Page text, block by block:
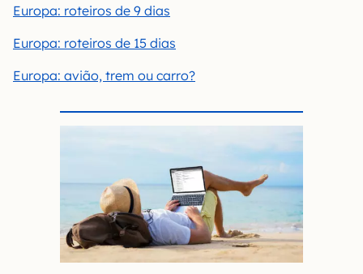
Europa: roteiros de 9 dias
Europa: roteiros de 15 dias
Europa: avião, trem ou carro?